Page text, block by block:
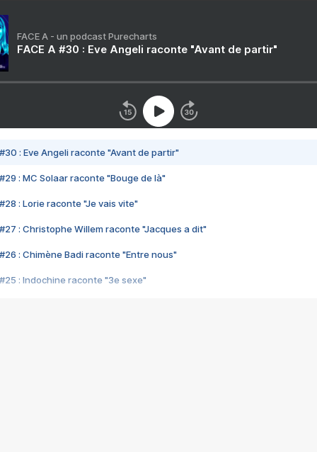
FACE A - un podcast Purecharts
FACE A #30 : Eve Angeli raconte "Avant de partir"
#30 : Eve Angeli raconte "Avant de partir"
#29 : MC Solaar raconte "Bouge de là"
#28 : Lorie raconte "Je vais vite"
#27 : Christophe Willem raconte "Jacques a dit"
#26 : Chimène Badi raconte "Entre nous"
#25 : Indochine raconte "3e sexe"